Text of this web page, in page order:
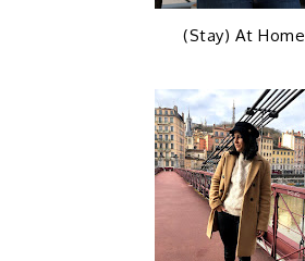
(Stay) At Home